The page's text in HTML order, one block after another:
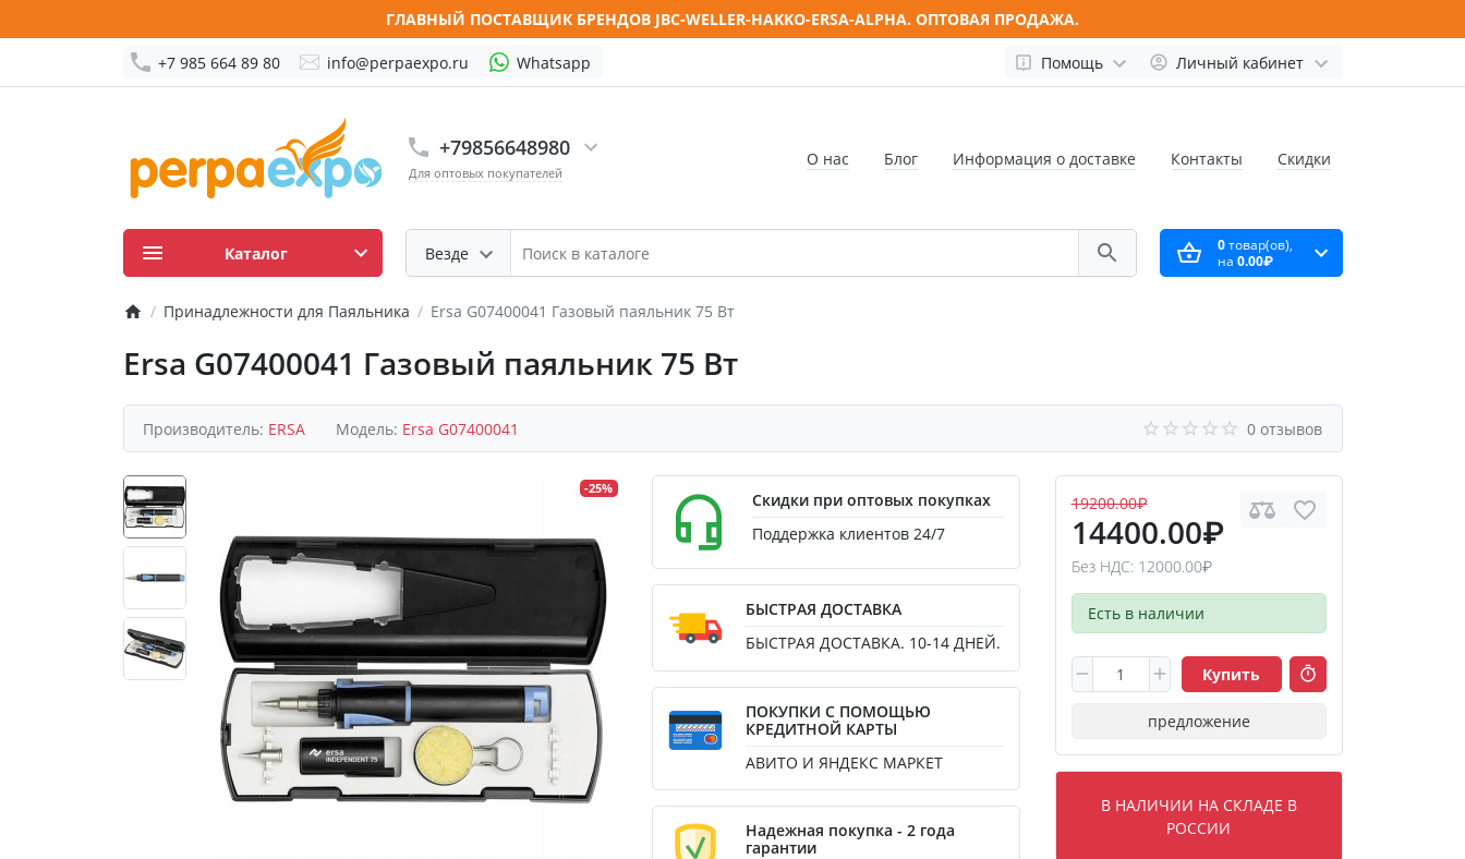
ГЛАВНЫЙ ПОСТАВЩИК БРЕНДОВ JBC-WELLER-HAKKO-ERSA-ALPHA. ОПТОВАЯ ПРОДАЖА.
+7 985 664 89 80 info@perpaexpo.ru Whatsapp Помощь Личный кабинет
+79856648980
Для оптовых покупателей
Везде
О нас Блог Информация о доставке Контакты Скидки
0товар(ов),
на 0.00₽
Каталог
Принадлежности для Паяльника Ersa G07400041 Газовый паяльник 75 Вт
Ersa G07400041 Газовый паяльник 75 Вт
Производитель: ERSA Модель: Ersa G07400041 0 отзывов
-25%
19200.00₽
14400.00₽
Без НДС: 12000.00₽
Есть в наличии
Купить
предложение
В НАЛИЧИИ НА СКЛАДЕ В
РОССИИ
Скидки при оптовых покупках
Поддержка клиентов 24/7
БЫСТРАЯ ДОСТАВКА
БЫСТРАЯ ДОСТАВКА. 10-14 ДНЕЙ.
ПОКУПКИ С ПОМОЩЬЮ
КРЕДИТНОЙ КАРТЫ
АВИТО И ЯНДЕКС МАРКЕТ
Надежная покупка - 2 года
гарантии